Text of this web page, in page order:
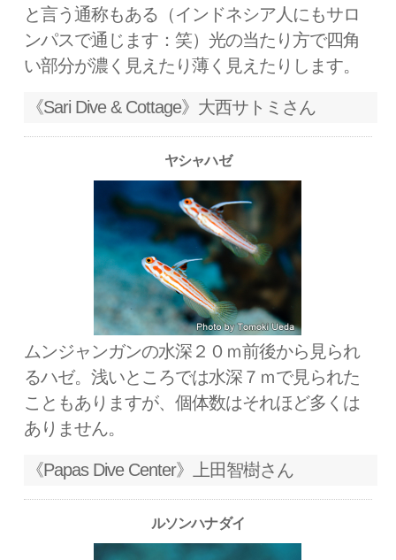
と言う通称もある（インドネシア人にもサロ
ンパスで通じます：笑）光の当たり方で四角
い部分が濃く見えたり薄く見えたりします。
《Sari Dive & Cottage》大西サトミさん
ヤシャハゼ
ムンジャンガンの水深２０ｍ前後から見られ
るハゼ。浅いところでは水深７ｍで見られた
こともありますが、個体数はそれほど多くは
ありません。
《Papas Dive Center》上田智樹さん
ルソンハナダイ